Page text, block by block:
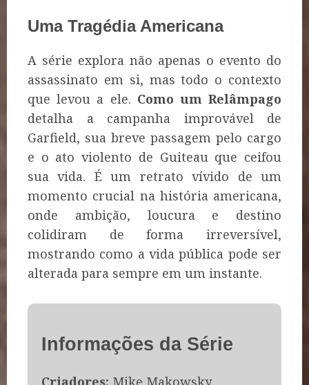
Uma Tragédia Americana
A série explora não apenas o evento do
assassinato em si, mas todo o contexto
que levou a ele. Como um Relâmpago
detalha a campanha improvável de
Garfield, sua breve passagem pelo cargo
e o ato violento de Guiteau que ceifou
sua vida. É um retrato vívido de um
momento crucial na história americana,
onde ambição, loucura e destino
colidiram de forma irreversível,
mostrando como a vida pública pode ser
alterada para sempre em um instante.
Informações da Série